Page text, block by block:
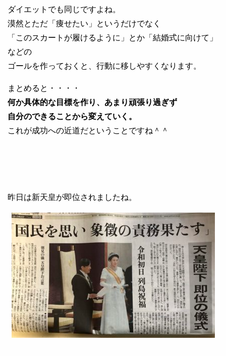
ダイエットでも同じですよね。
漠然とただ「痩せたい」というだけでなく
「このスカートが履けるように」とか「結婚式に向けて」
などの
ゴールを作っておくと、行動に移しやすくなります。
まとめると・・・・
何か具体的な目標を作り、あまり頑張り過ぎず
自分のできることから変えていく。
これが成功への近道だということですね＾＾
昨日は新天皇が即位されましたね。